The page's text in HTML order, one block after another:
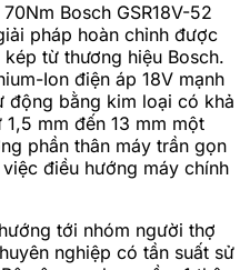
Bosch GSR18V-52
pháp hoàn chỉnh được
từ thương hiệu Bosch.
Ion điện áp 18V mạnh
động bằng kim loại có khả
mm đến 13 mm một
phần thân máy trần gọn
điều hướng máy chính
tới nhóm người thợ
nghiệp có tần suất sử